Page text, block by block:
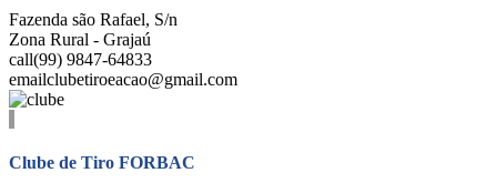
Fazenda são Rafael, S/n
Zona Rural - Grajaú
call(99) 9847-64833
emailclubetiroeacao@gmail.com
Clube de Tiro FORBAC